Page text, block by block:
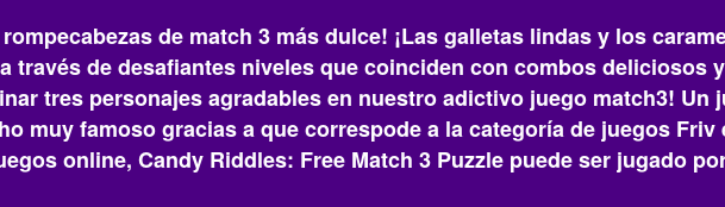
de match 3 más dulce! ¡Las galletas lindas y los
través de desafiantes niveles que coinciden con combos
tres personajes agradables en nuestro adictivo juego match3!
muy famoso gracias a que correspode a la categoría de juegos Friv
online, Candy Riddles: Free Match 3 Puzzle puede ser jugado